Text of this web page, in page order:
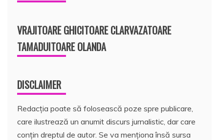
VRAJITOARE GHICITOARE CLARVAZATOARE
TAMADUITOARE OLANDA
DISCLAIMER
Redacția poate să folosească poze spre publicare,
care ilustrează un anumit discurs jurnalistic, dar care
conțin dreptul de autor. Se va menționa însă sursa